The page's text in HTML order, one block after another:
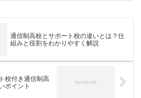
通信制高校とサポート校の違いとは？仕
組みと役割をわかりやすく解説
校付き通信制高
ポイント